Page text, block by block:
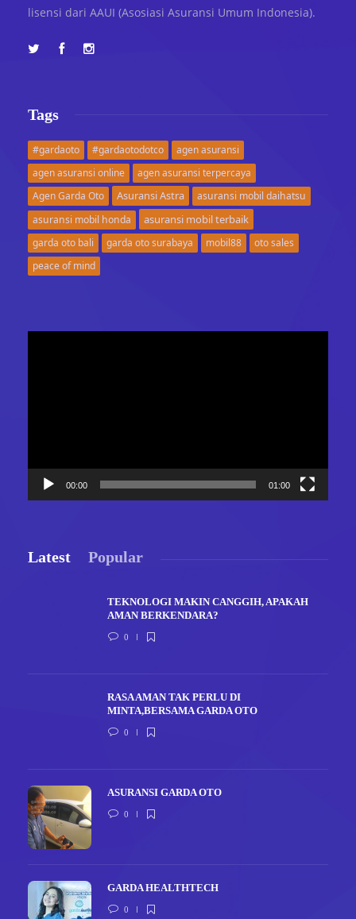
lisensi dari AAUI (Asosiasi Asuransi Umum Indonesia).
Tags
#gardaoto #gardaotodotco
agen asuransi
agen asuransi online
agen asuransi terpercaya
Agen Garda Oto
Asuransi Astra
asuransi mobil daihatsu
asuransi mobil honda
asuransi mobil terbaik
garda oto bali garda oto surabaya mobil88
oto sales
peace of mind
00:00 01:00
Latest Popular
TEKNOLOGI MAKIN CANGGIH, APAKAH
AMAN BERKENDARA?
0
RASA AMAN TAK PERLU DI
MINTA,BERSAMA GARDA OTO
0
ASURANSI GARDA OTO
0
GARDA HEALTHTECH
0